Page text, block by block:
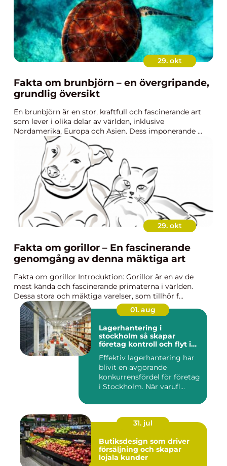
29. okt
Fakta om brunbjörn – en övergripande,
grundlig översikt
En brunbjörn är en stor, kraftfull och fascinerande art
som lever i olika delar av världen, inklusive
Nordamerika, Europa och Asien. Dess imponerande ...
29. okt
Fakta om gorillor – En fascinerande
genomgång av denna mäktiga art
Fakta om gorillor Introduktion: Gorillor är en av de
mest kända och fascinerande primaterna i världen.
Dessa stora och mäktiga varelser, som tillhör f...
01. aug
Lagerhantering i
stockholm så skapar
företag kontroll och flyt i
Effektiv lagerhantering har
blivit en avgörande
konkurrensfördel för företag
i Stockholm. När varufl...
31. jul
Butiksdesign som driver
försäljning och skapar
lojala kunder